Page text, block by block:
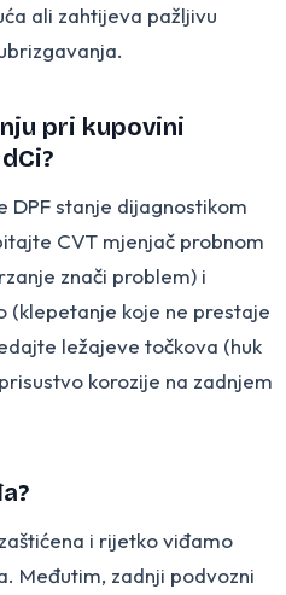
ali zahtijeva pažljivu
pri kupovini
stanje dijagnostikom
CVT mjenjač probnom
znači problem) i
(klepetanje koje ne prestaje
ležajeve točkova (huk
korozije na zadnjem
i rijetko viđamo
Međutim, zadnji podvozni